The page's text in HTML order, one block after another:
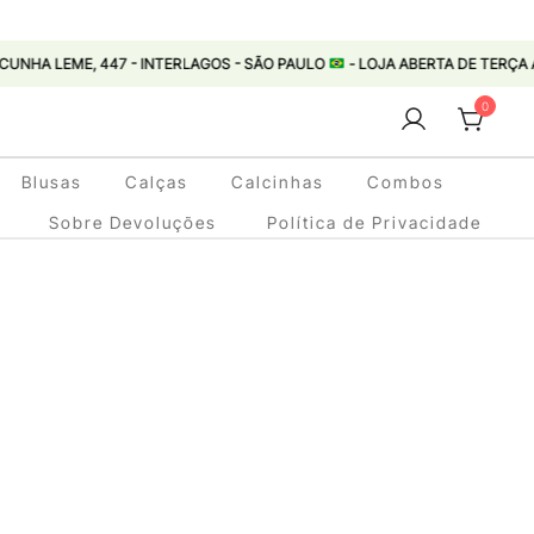
447 - INTERLAGOS - SÃO PAULO - LOJA ABERTA DE TERÇA A SEXTA
0
Blusas Calças Calcinhas
Combos
Sobre Devoluções Política de Privacidade